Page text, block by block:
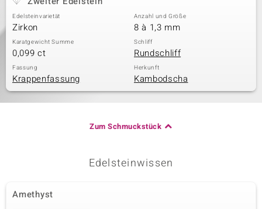
Edelsteinvarietät
Zirkon
Anzahl und Größe
8 à 1,3 mm
Karatgewicht Summe
0,099 ct
Schliff
Rundschliff
Fassung
Krappenfassung
Herkunft
Kambodscha
Zum Schmuckstück
Edelsteinwissen
Amethyst